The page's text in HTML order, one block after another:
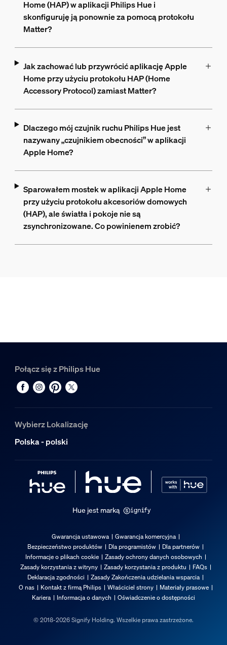
Home (HAP) w aplikacji Philips Hue i
skonfiguruję ją ponownie za pomocą protokołu
Matter?
Jak zachować lub przywrócić aplikację Apple
Home przy użyciu protokołu HAP (Home
Accessory Protocol) zamiast Matter?
Dlaczego mój czujnik ruchu Philips Hue jest
nazywany „czujnikiem obecności” w aplikacji
Apple Home?
Sparowałem mostek w aplikacji Apple Home
przy użyciu protokołu akcesoriów domowych
(HAP), ale światła i pokoje nie są
zsynchronizowane. Co powinienem zrobić?
Połącz się z Philips Hue
Wybierz Lokalizację
Polska - polski
Hue jest marką
Gwarancja ustawowa
Gwarancja komercyjna
Bezpieczeństwo produktów
Dla programistów
Dla partnerów
Informacje o plikach cookie
Zasady ochrony danych osobowych
Zasady korzystania z witryny
Zasady korzystania z produktu
FAQs
Deklaracja zgodności
Zasady Zakończenia udzielania wsparcia
O nas
Kontakt z firmą Philips Właściciel strony
Materiały prasowe
Kariera
Informacja o danych Oświadczenie o dostępności
© 2018-2026 Signify Holding. Wszelkie prawa zastrzeżone.